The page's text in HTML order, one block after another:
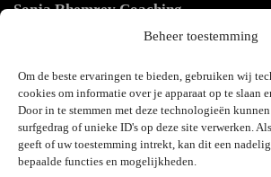
Beheer toestemming
Om de beste ervaringen te bieden, gebruiken wij
cookies om informatie over je apparaat op te slaan
Door in te stemmen met deze technologieën
surfgedrag of unieke ID's op deze site verwerken.
geeft of uw toestemming intrekt, kan dit een
bepaalde functies en mogelijkheden.
Sonja Rhemrev Coaching
Femina Mullerstraat 96
2135 MS Hoofddorp
t 06 418 148 50